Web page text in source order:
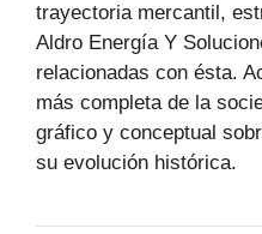
trayectoria mercantil,
Aldro Energía Y
relacionadas con ésta.
más completa de la
gráfico y conceptual
su evolución histórica.